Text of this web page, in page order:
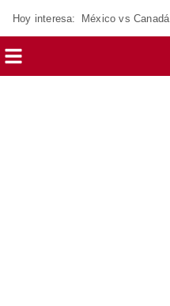
Hoy interesa: México vs Canadá